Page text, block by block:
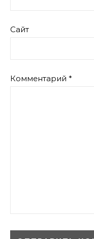
Сайт
Комментарий *